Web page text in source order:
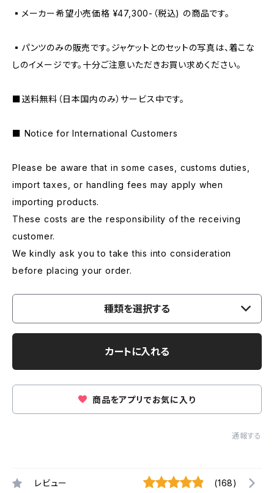
▪️メーカー希望小売価格 ¥47,300-（税込) の商品です。
▪️パンツのみの販売です。ジャケットとのセットの写真は、着こな
しのイメージです。十分ご注意いただきお買い求めください。
■送料無料（日本国内のみ）サービス中です。
■ Notice for International Customers
Please be aware that in some cases, customs duties,
import taxes, or handling fees may apply when
importing products.
These costs are the responsibility of the receiving
customer.
We kindly ask you to take this into consideration
before placing your order.
種類を選択する
カートに入れる
商品をアプリでお気に入り
通報する
レビュー (168)